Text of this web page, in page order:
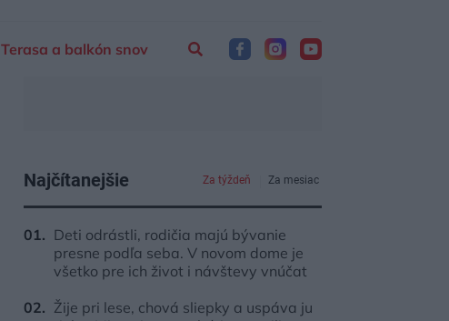
Terasa a balkón snov
Najčítanejšie Za týždeň Za mesiac
Deti odrástli, rodičia majú bývanie
presne podľa seba. V novom dome je
všetko pre ich život i návštevy vnúčat
Žije pri lese, chová sliepky a uspáva ju